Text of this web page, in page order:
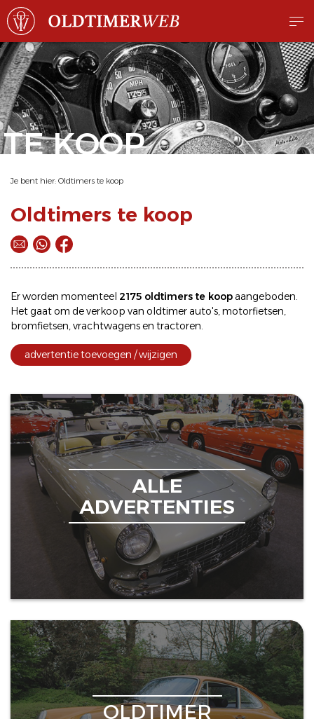
TE KOOP
Je bent hier: Oldtimers te koop
Oldtimers te koop
Er worden momenteel 2175 oldtimers te koopaangeboden.
Het gaat om deverkoop van oldtimerauto's,motorfietsen,
bromfietsen,vrachtwagens en tractoren.
advertentie toevoegen / wijzigen
ALLE
ADVERTENTIES
OLDTIMER